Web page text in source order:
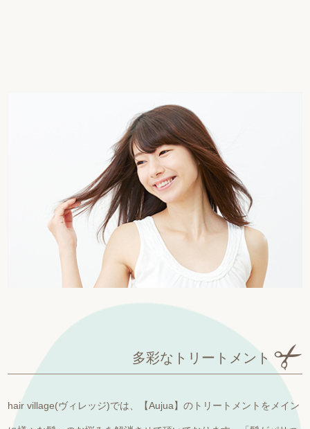
多彩なトリートメント
hair village(ヴィレッジ)では、【Aujua】のトリートメントをメイン